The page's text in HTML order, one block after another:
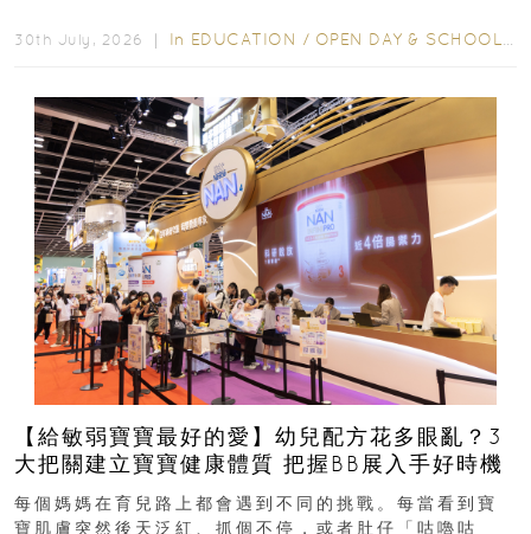
30th July, 2026 ｜ In EDUCATION / OPEN DAY & SCHOOL EVENTS
【給敏弱寶寶最好的愛】幼兒配方花多眼亂？3
大把關建立寶寶健康體質 把握BB展入手好時機
每個媽媽在育兒路上都會遇到不同的挑戰。每當看到寶
寶肌膚突然後天泛紅、抓個不停，或者肚仔「咕嚕咕